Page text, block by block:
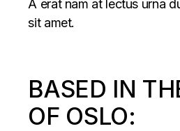
A erat nam at lectus urna
sit amet.
BASED IN
OF OSLO: